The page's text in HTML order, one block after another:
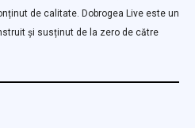
de calitate. Dobrogea Live este un
și susținut de la zero de către